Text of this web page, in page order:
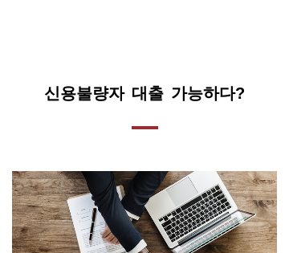
신용불량자 대출 가능하다?